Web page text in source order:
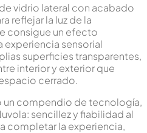
vidrio lateral con acabado
reflejar la luz de la
consigue un efecto
experiencia sensorial
superficies transparentes,
interior y exterior que
cerrado.
un compendio de tecnología,
sencillez y fiabilidad al
completar la experiencia,